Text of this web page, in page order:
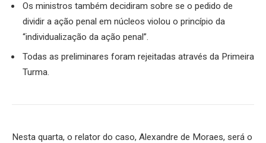
Os ministros também decidiram sobre se o pedido de
dividir a ação penal em núcleos violou o princípio da
“individualização da ação penal”.
Todas as preliminares foram rejeitadas através da Primeira
Turma.
Nesta quarta, o relator do caso, Alexandre de Moraes, será o